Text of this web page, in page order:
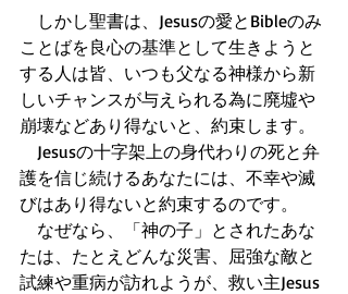
しかし聖書は、Jesusの愛とBibleのみ
ことばを良心の基準として生きようと
する人は皆、いつも父なる神様から新
しいチャンスが与えられる為に廃墟や
崩壊などあり得ないと、約束します。
Jesusの十字架上の身代わりの死と弁
護を信じ続けるあなたには、不幸や滅
びはあり得ないと約束するのです。
なぜなら、「神の子」とされたあな
たは、たとえどんな災害、屈強な敵と
試練や重病が訪れようが、救い主Jesus